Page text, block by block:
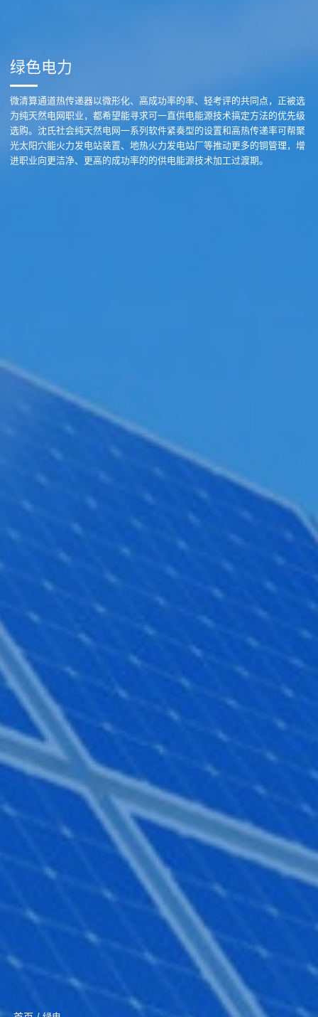
绿色电力
微清算通道热传递器以微形化、高成功率的率、轻考评的共同点，正被选
为纯天然电网职业，都希望能寻求可一直供电能源技术搞定方法的优先级
选购。沈氏社会纯天然电网一系列软件紧奏型的设置和高热传递率可帮聚
光太阳穴能火力发电站装置、地热火力发电站厂等推动更多的铜管理，增
进职业向更洁净、更高的成功率的的供电能源技术加工过渡期。